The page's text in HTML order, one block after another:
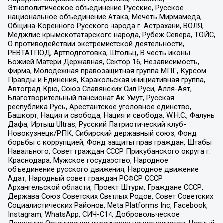
Этнополитическое объединение Русские, Русское
национальное объединение Атака, Мечеть Мирмамеда,
Община Коренного Русского народа г. Астрахани, ВОЛЯ,
Меджлис крымскотатарского народа, Рубеж Севера, ТОЙС,
О противодействии экстремистской деятельности,
РЕВТАТПОД, Артподготовка, Штольц, В честь иконы
Божией Матери Державная, Сектор 16, Независимость,
Фирма, Молодежная правозащитная группа МПГ, Курсом
Правды и Единения, Каракольская инициативная группа,
Автоград Крю, Союз Славянских Сил Руси, Алля-Аят,
Благотворительный пансионат Ак Умут, Русская
республика Русь, Арестантское уголовное единство,
Башкорт, Нация и свобода, Нация и свобода, W.H.С., Фалунь
Дафа, Иртыш Ultras, Русский Патриотический клуб-
Новокузнецк/РПК, Сибирский державный союз, Фонд
борьбы с коррупцией, Фонд защиты прав граждан, Штабы
Навального, Совет граждан СССР Прикубанского округа г.
Краснодара, Мужское государство, Народное
объединение русского движения, Народное движение
Адат, Народный совет граждан РСФСР СССР
Архангельской области, Проект Штурм, Граждане СССР,
Держава Союз Советских Светлых Родов, Совет Советских
Социалистических Районов, Meta Platforms Inc, Facebook,
Instagram, WhatsApp, СИЧ-С14, Добровольческое